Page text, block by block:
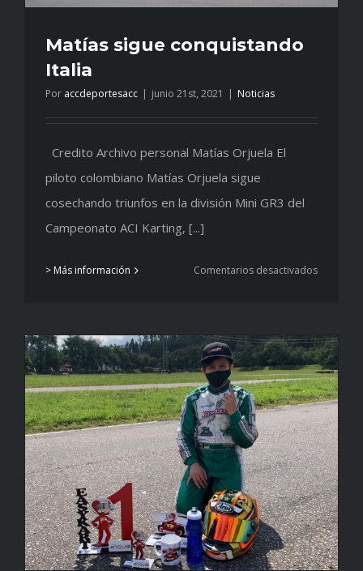
Matías sigue conquistando
Italia
Por accdeportesacc | junio 21st, 2021 | Noticias
Credito Archivo personal Matías Orjuela El
piloto colombiano Matías Orjuela sigue
cosechando triunfos en la división Mini GR3 del
Campeonato ACI Karting, [...]
> Más información Comentarios desactivadosen
Italia